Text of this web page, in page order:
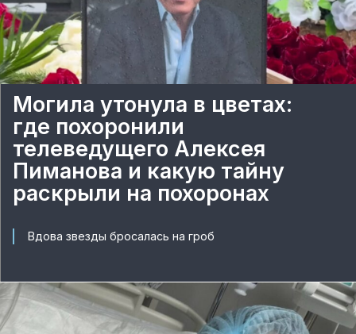
Могила утонула в цветах:
где похоронили
телеведущего Алексея
Пиманова и какую тайну
раскрыли на похоронах
Вдова звезды бросалась на гроб